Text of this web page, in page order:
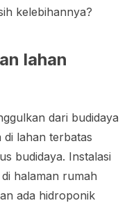
kelebihannya?
lahan
dari budidaya
lahan terbatas
budidaya. Instalasi
halaman rumah
ada hidroponik